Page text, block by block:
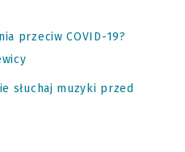
przeciw COVID-19?
słuchaj muzyki przed